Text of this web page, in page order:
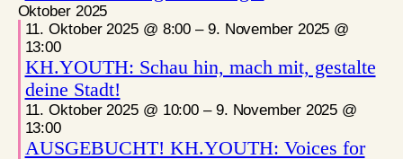
Oktober 2025
11. Oktober 2025 @ 8:00 – 9. November 2025 @
13:00
KH.YOUTH: Schau hin, mach mit, gestalte
deine Stadt!
11. Oktober 2025 @ 10:00 – 9. November 2025 @
13:00
AUSGEBUCHT! KH.YOUTH: Voices for